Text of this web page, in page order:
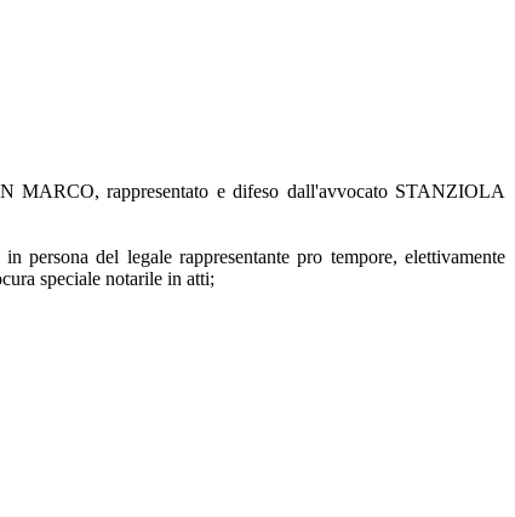
rappresentato e difeso dall'avvocato STANZIOLA
del legale rappresentante pro tempore, elettivamente
speciale notarile in atti;